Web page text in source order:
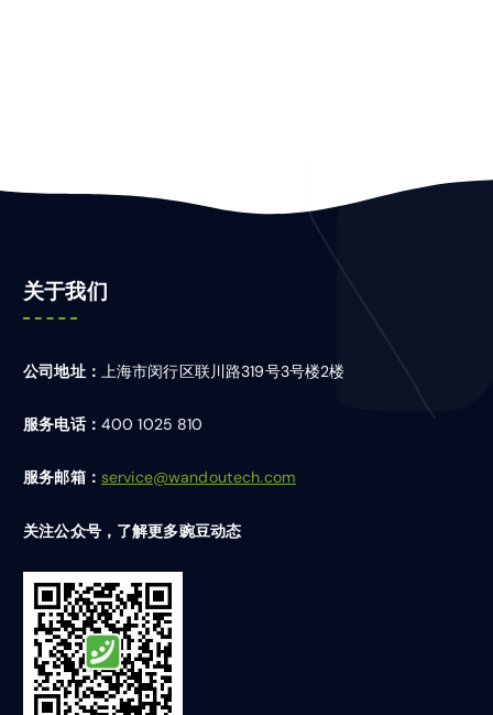
关于我们
公司地址： 上海市闵行区联川路319号3号楼2楼
服务电话： 400 1025 810
服务邮箱： service@wandoutech.com
关注公众号，了解更多豌豆动态